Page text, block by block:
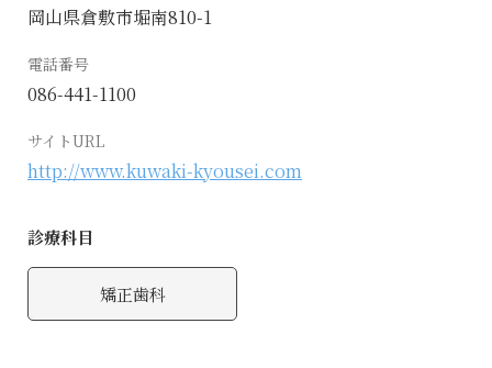
岡山県倉敷市堀南810-1
電話番号
086-441-1100
サイトURL
http://www.kuwaki-kyousei.com
診療科目
矯正歯科